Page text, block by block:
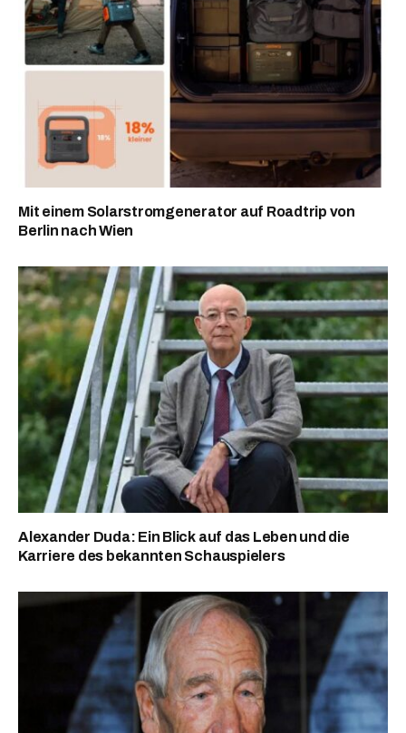
Mit einem Solarstromgenerator auf Roadtrip von
Berlin nach Wien
Alexander Duda: Ein Blick auf das Leben und die
Karriere des bekannten Schauspielers